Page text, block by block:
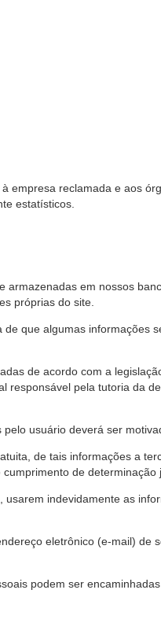
empresa reclamada e aos
estatísticos.
em nossos
próprias do site.
de que algumas informações
de acordo com a
responsável pela tutoria da
usuário deverá ser
de tais informações a
de determinação
indevidamente as
eletrônico (e-mail) de
podem ser